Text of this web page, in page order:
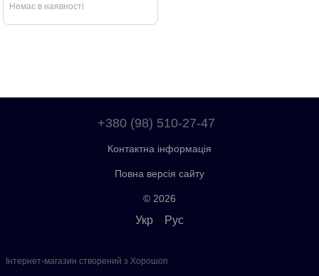
Немає в наявності
+380 (98) 510-27-47
Контактна інформація
Повна версія сайту
© 2026
Укр Рус
Інтернет-магазин створений з Хорошоп